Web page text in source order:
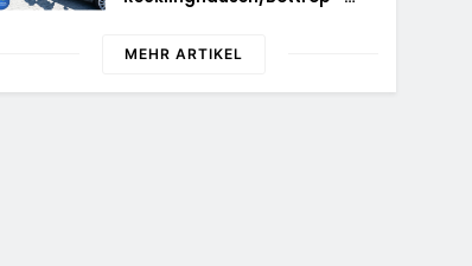
„PräsenzPlus“
MEHR ARTIKEL